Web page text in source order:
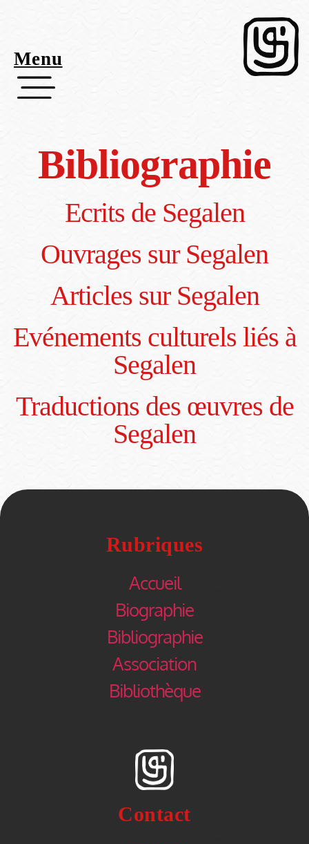
Menu
Bibliographie
Ecrits de Segalen
Ouvrages sur Segalen
Articles sur Segalen
Evénements culturels liés à
Segalen
Traductions des œuvres de
Segalen
Rubriques
Accueil
Biographie
Bibliographie
Association
Bibliothèque
Contact